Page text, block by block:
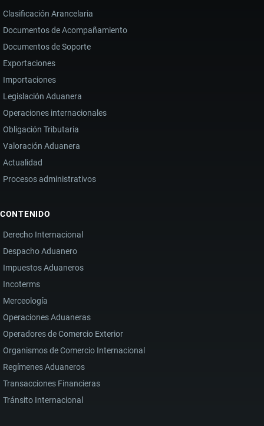
Clasificación Arancelaria
Documentos de Acompañamiento
Documentos de Soporte
Exportaciones
Importaciones
Legislación Aduanera
Operaciones internacionales
Obligación Tributaria
Valoración Aduanera
Actualidad
Procesos administrativos
CONTENIDO
Derecho Internacional
Despacho Aduanero
Impuestos Aduaneros
Incoterms
Merceología
Operaciones Aduaneras
Operadores de Comercio Exterior
Organismos de Comercio Internacional
Regímenes Aduaneros
Transacciones Financieras
Tránsito Internacional